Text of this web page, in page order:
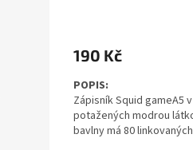
je
z
5
hvězdiček.
190 Kč
POPIS:
Zápisník Squid gameA5
potažených modrou
bavlny má 80